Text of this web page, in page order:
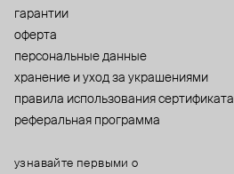
гарантии
оферта
персональные данные
хранение и уход за украшениями
правила использования сертификата
реферальная программа
узнавайте первыми о